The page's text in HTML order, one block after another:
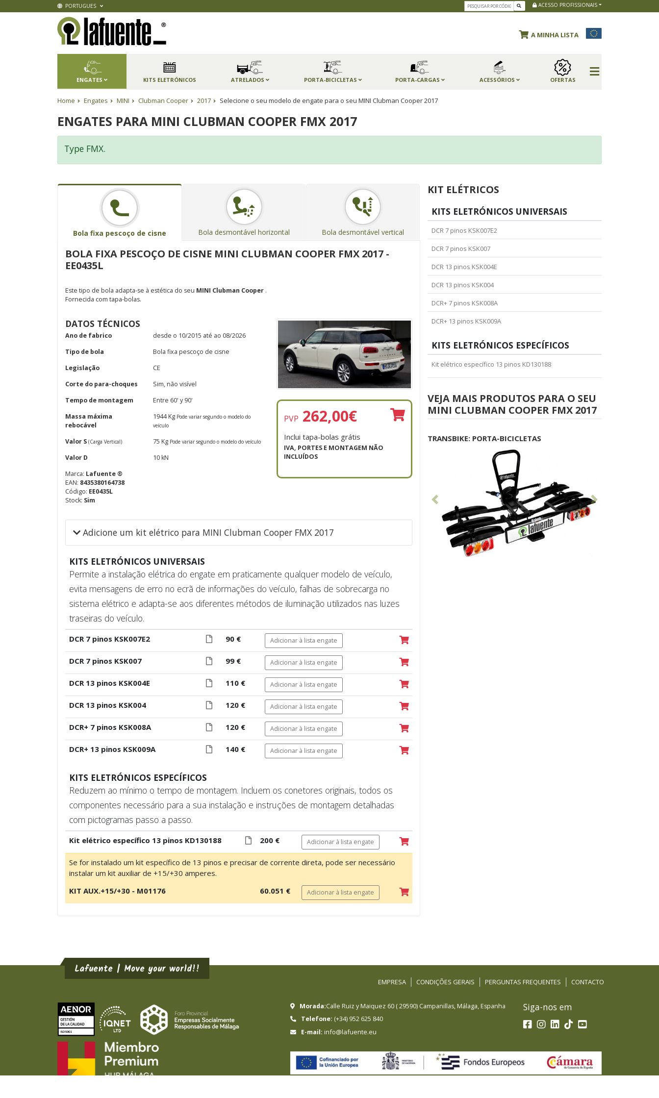
PORTUGUES ACESSO PROFISSIONAIS
A MINHA LISTA
ENGATES KITS ELETRÓNICOS ATRELADOS PORTA-BICICLETAS PORTA-CARGAS ACESSÓRIOS OFERTAS
Home Engates MINI Clubman Cooper 2017 Selecione o seu modelo de engate para o seu MINI Clubman Cooper 2017
ENGATES PARA MINI CLUBMAN COOPER FMX 2017
Type FMX.
Bola fixa pescoço de cisne Bola desmontável horizontal Bola desmontável vertical
BOLA FIXA PESCOÇO DE CISNE MINI CLUBMAN COOPER FMX 2017 -
EE0435L
Este tipo de bola adapta-se à estética do seu MINI Clubman Cooper .
Fornecida com tapa-bolas.
DATOS TÉCNICOS
Ano de fabrico
desde o 10/2015 até ao 08/2026
Tipo de bola
Bola fixa pescoço de cisne
Legislação
CE
Corte do para-choques
Sim, não visível
Tempo de montagem
Entre 60' y 90'
Massa máxima
rebocável
1944 Kg Pode variar segundo o modelo do
veículo
Valor S (Carga Vertical) 75 Kg Pode variar segundo o modelo do veículo
Valor D
10 kN
Marca: Lafuente ®
EAN: 8435380164738
Código: EE0435L
Stock: Sim
PVP 262,00€
Inclui tapa-bolas grátis
IVA, PORTES E MONTAGEM NÃO
INCLUÍDOS
Adicione um kit elétrico para MINI Clubman Cooper FMX 2017
KITS ELETRÓNICOS UNIVERSAIS
Permite a instalação elétrica do engate em praticamente qualquer modelo de veículo,
evita mensagens de erro no ecrã de informações do veículo, falhas de sobrecarga no
sistema elétrico e adapta-se aos diferentes métodos de iluminação utilizados nas luzes
traseiras do veículo.
DCR 7 pinos KSK007E2 90 € Adicionar à lista engate
DCR 7 pinos KSK007 99 € Adicionar à lista engate
DCR 13 pinos KSK004E 110 € Adicionar à lista engate
DCR 13 pinos KSK004 120 € Adicionar à lista engate
DCR+ 7 pinos KSK008A 120 € Adicionar à lista engate
DCR+ 13 pinos KSK009A 140 € Adicionar à lista engate
KITS ELETRÓNICOS ESPECÍFICOS
Reduzem ao mínimo o tempo de montagem. Incluem os conetores originais, todos os
componentes necessário para a sua instalação e instruções de montagem detalhadas
com pictogramas passo a passo.
Kit elétrico específico 13 pinos KD130188 200 € Adicionar à lista engate
Se for instalado um kit específico de 13 pinos e precisar de corrente direta, pode ser necessário
instalar um kit auxiliar de +15/+30 amperes.
KIT AUX.+15/+30 - M01176
60.051 € Adicionar à lista engate
KIT ELÉTRICOS
KITS ELETRÓNICOS UNIVERSAIS
DCR 7 pinos KSK007E2
DCR 7 pinos KSK007
DCR 13 pinos KSK004E
DCR 13 pinos KSK004
DCR+ 7 pinos KSK008A
DCR+ 13 pinos KSK009A
KITS ELETRÓNICOS ESPECÍFICOS
Kit elétrico específico 13 pinos KD130188
VEJA MAIS PRODUTOS PARA O SEU
MINI CLUBMAN COOPER FMX 2017
TRANSBIKE: PORTA-BICICLETAS
Lafuente | Move your world!!
EMPRESA CONDIÇÕES GERAIS PERGUNTAS FREQUENTES CONTACTO
Morada:Calle Ruiz y Maiquez 60 (29590) Campanillas, Málaga, Espanha
Telefone: (+34) 952 625 840
E-mail: info@lafuente.eu
Siga-nos em